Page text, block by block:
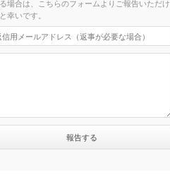
場合は、こちらのフォームよりご報告いただけ
幸いです。